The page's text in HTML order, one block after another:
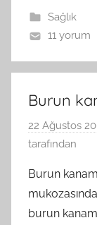
Sağlık
11 yorum
Burun
22 Ağustos
tarafından
Burun
burun